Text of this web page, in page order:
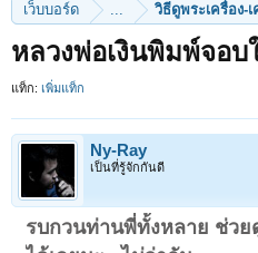
เว็บบอร์ด ... วิธีดูพระเครื่อง-
หลวงพ่อเงินพิมพ์จอ
แท็ก: เพิ่มแท็ก
Ny-Ray
เป็นที่รู้จักกันดี
รบกวนท่านพี่ทั้งหลาย ช่ว